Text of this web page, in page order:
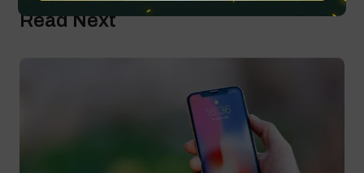
Read Next